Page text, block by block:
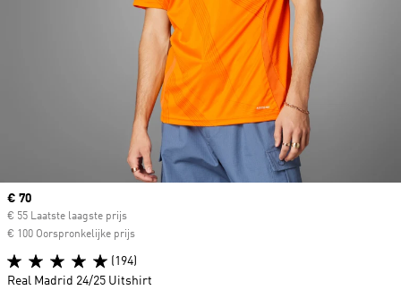
Current price
€ 70
€ 55 Laatste laagste prijs
€ 100 Oorspronkelijke prijs
(194)
Real Madrid 24/25 Uitshirt